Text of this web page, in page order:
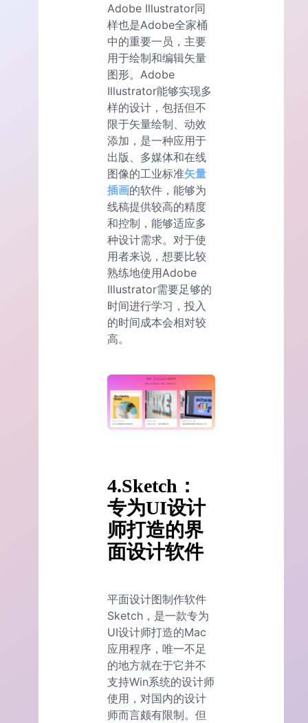
Adobe Illustrator同
样也是Adobe全家桶
中的重要一员，主要
用于绘制和编辑矢量
图形。Adobe
Illustrator能够实现多
样的设计，包括但不
限于矢量绘制、动效
添加，是一种应用于
出版、多媒体和在线
图像的工业标准矢量
插画的软件，能够为
线稿提供较高的精度
和控制，能够适应多
种设计需求。对于使
用者来说，想要比较
熟练地使用Adobe
Illustrator需要足够的
时间进行学习，投入
的时间成本会相对较
高。
4.Sketch：
专为UI设计
师打造的界
面设计软件
平面设计图制作软件
Sketch，是一款专为
UI设计师打造的Mac
应用程序，唯一不足
的地方就在于它并不
支持Win系统的设计师
使用，对国内的设计
师而言颇有限制。但